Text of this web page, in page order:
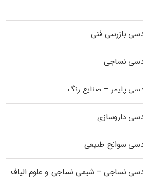
بازرسی فنی
نساجی
پلیمر – صنایع رنگ
داروسازی
سوانح طبیعی
نساجی – شیمی نساجی و علوم الیاف